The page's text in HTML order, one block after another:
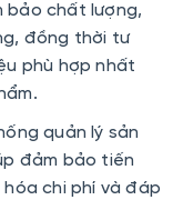
bảo chất lượng,
đồng thời tư
phù hợp nhất
quản lý sản
đảm bảo tiến
chi phí và đáp